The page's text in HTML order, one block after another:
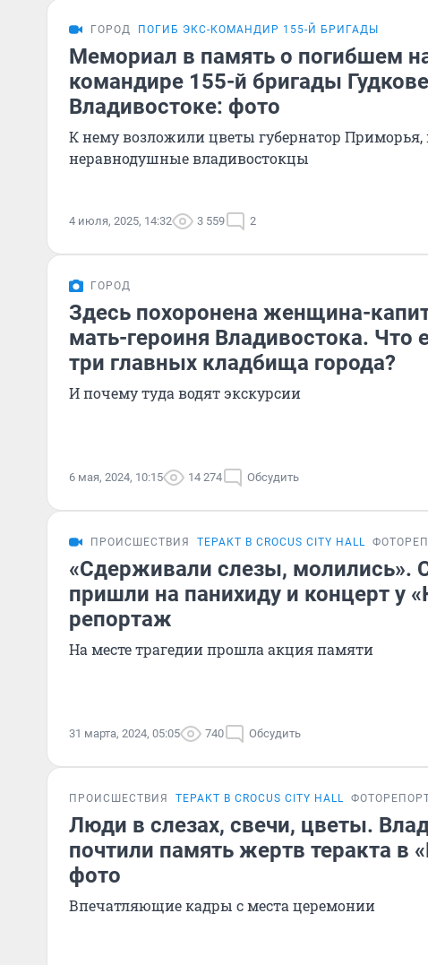
ГОРОД ПОГИБ ЭКС-КОМАНДИР 155-Й БРИГАДЫ
Мемориал в память о погибшем
командире 155-й бригады
Владивостоке: фото
К нему возложили цветы губернатор Приморья,
неравнодушные владивостокцы
4 июля, 2025, 14:32 3 559 2
ГОРОД
Здесь похоронена женщина-
мать-героиня Владивостока.
три главных кладбища города?
И почему туда водят экскурсии
6 мая, 2024, 10:15 14 274 Обсудить
ПРОИСШЕСТВИЯ ТЕРАКТ В CROCUS CITY HALL
«Сдерживали слезы, молились».
пришли на панихиду и концерт у
репортаж
На месте трагедии прошла акция памяти
31 марта, 2024, 05:05 740 Обсудить
ПРОИСШЕСТВИЯ ТЕРАКТ В CROCUS CITY HALL
Люди в слезах, свечи, цветы.
почтили память жертв теракта в
фото
Впечатляющие кадры с места церемонии